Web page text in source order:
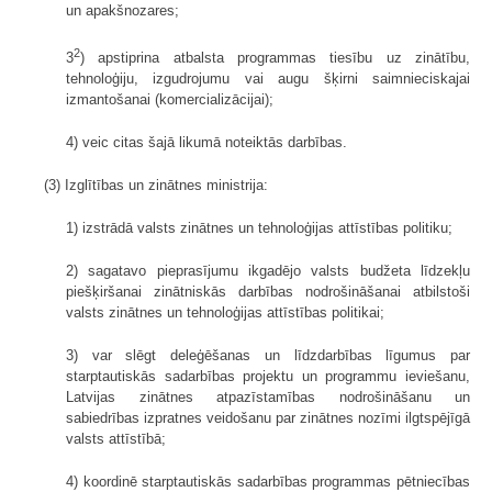
un apakšnozares;
32) apstiprina atbalsta programmas tiesību uz zinātību,
tehnoloģiju, izgudrojumu vai augu šķirni saimnieciskajai
izmantošanai (komercializācijai);
4) veic citas šajā likumā noteiktās darbības.
(3) Izglītības un zinātnes ministrija:
1) izstrādā valsts zinātnes un tehnoloģijas attīstības politiku;
2) sagatavo pieprasījumu ikgadējo valsts budžeta līdzekļu
piešķiršanai zinātniskās darbības nodrošināšanai atbilstoši
valsts zinātnes un tehnoloģijas attīstības politikai;
3) var slēgt deleģēšanas un līdzdarbības līgumus par
starptautiskās sadarbības projektu un programmu ieviešanu,
Latvijas zinātnes atpazīstamības nodrošināšanu un
sabiedrības izpratnes veidošanu par zinātnes nozīmi ilgtspējīgā
valsts attīstībā;
4) koordinē starptautiskās sadarbības programmas pētniecības